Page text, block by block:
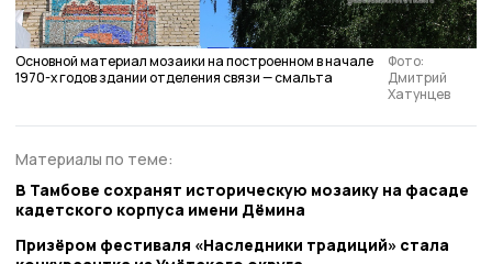
Основной материал мозаики на построенном в начале
1970-х годов здании отделения связи — смальта
Фото:
Дмитрий
Хатунцев
Материалы по теме:
В Тамбове сохранят историческую мозаику на фасаде
кадетского корпуса имени Дёмина
Призёром фестиваля «Наследники традиций» стала